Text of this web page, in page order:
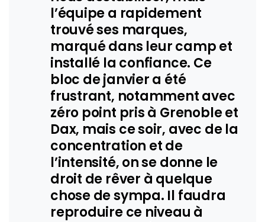
l’équipe a rapidement
trouvé ses marques,
marqué dans leur camp et
installé la confiance. Ce
bloc de janvier a été
frustrant, notamment avec
zéro point pris à Grenoble et
Dax, mais ce soir, avec de la
concentration et de
l’intensité, on se donne le
droit de rêver à quelque
chose de sympa. Il faudra
reproduire ce niveau à